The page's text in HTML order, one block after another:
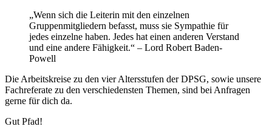
„Wenn sich die Leiterin mit den einzelnen
Gruppenmitgliedern befasst, muss sie Sympathie für
jedes einzelne haben. Jedes hat einen anderen Verstand
und eine andere Fähigkeit.“ – Lord Robert Baden-
Powell
Die Arbeitskreise zu den vier Altersstufen der DPSG, sowie unsere
Fachreferate zu den verschiedensten Themen, sind bei Anfragen
gerne für dich da.
Gut Pfad!